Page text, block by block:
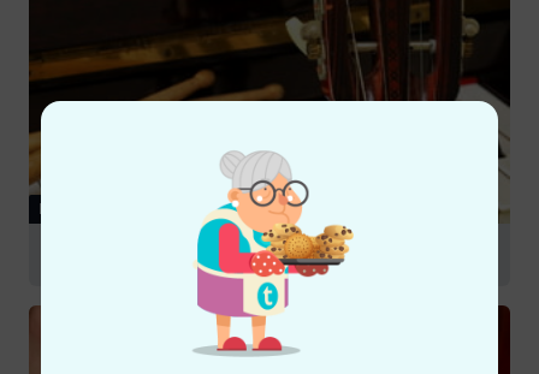
PORADNIKI
Choosing a Beginner's Instrument